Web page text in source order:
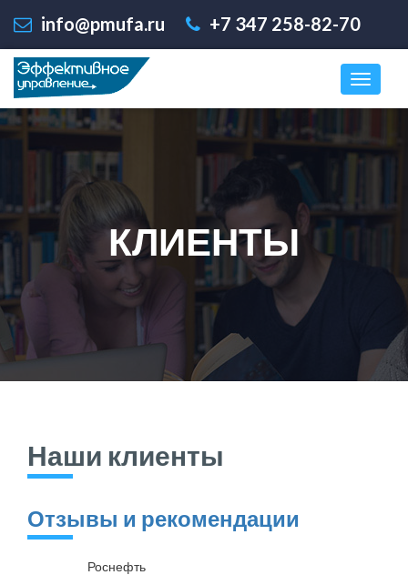
info@pmufa.ru +7 347 258-82-70
КЛИЕНТЫ
Наши клиенты
Отзывы и рекомендации
Роснефть